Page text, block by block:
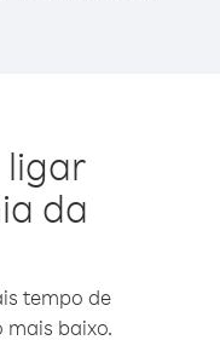
ligar
da
tempo de
baixo.